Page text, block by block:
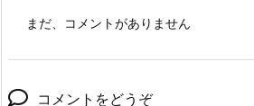
まだ、コメントがありません
コメントをどうぞ